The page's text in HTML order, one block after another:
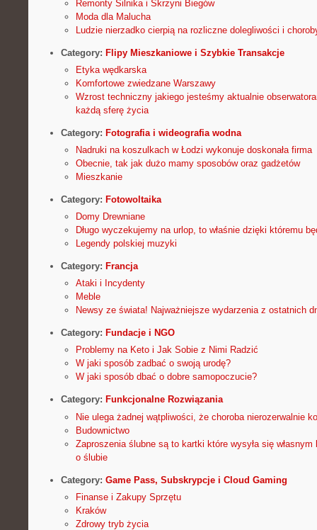
Remonty Silnika i Skrzyni Biegów
Moda dla Malucha
Ludzie nierzadko cierpią na rozliczne dolegliwości i
Category: Flipy Mieszkaniowe i Szybkie Transakcje
Etyka wędkarska
Komfortowe zwiedzane Warszawy
Wzrost techniczny jakiego jesteśmy aktualnie
każdą sferę życia
Category: Fotografia i wideografia wodna
Nadruki na koszulkach w Łodzi wykonuje doskonała firma
Obecnie, tak jak dużo mamy sposobów oraz gadżetów
Mieszkanie
Category: Fotowoltaika
Domy Drewniane
Długo wyczekujemy na urlop, to właśnie dzięki któremu
Legendy polskiej muzyki
Category: Francja
Ataki i Incydenty
Meble
Newsy ze świata! Najważniejsze wydarzenia z ostatnich
Category: Fundacje i NGO
Problemy na Keto i Jak Sobie z Nimi Radzić
W jaki sposób zadbać o swoją urodę?
W jaki sposób dbać o dobre samopoczucie?
Category: Funkcjonalne Rozwiązania
Nie ulega żadnej wątpliwości, że choroba nierozerwalnie
Budownictwo
Zaproszenia ślubne są to kartki które wysyła się
o ślubie
Category: Game Pass, Subskrypcje i Cloud Gaming
Finanse i Zakupy Sprzętu
Kraków
Zdrowy tryb życia